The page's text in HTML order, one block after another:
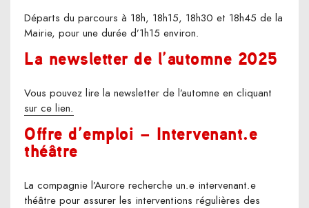
Départs du parcours à 18h, 18h15, 18h30 et 18h45 de la
Mairie, pour une durée d’1h15 environ.
La newsletter de l’automne 2025
Vous pouvez lire la newsletter de l’automne en cliquant
sur ce lien.
Offre d’emploi – Intervenant.e
théâtre
La compagnie l’Aurore recherche un.e intervenant.e
théâtre pour assurer les interventions régulières des